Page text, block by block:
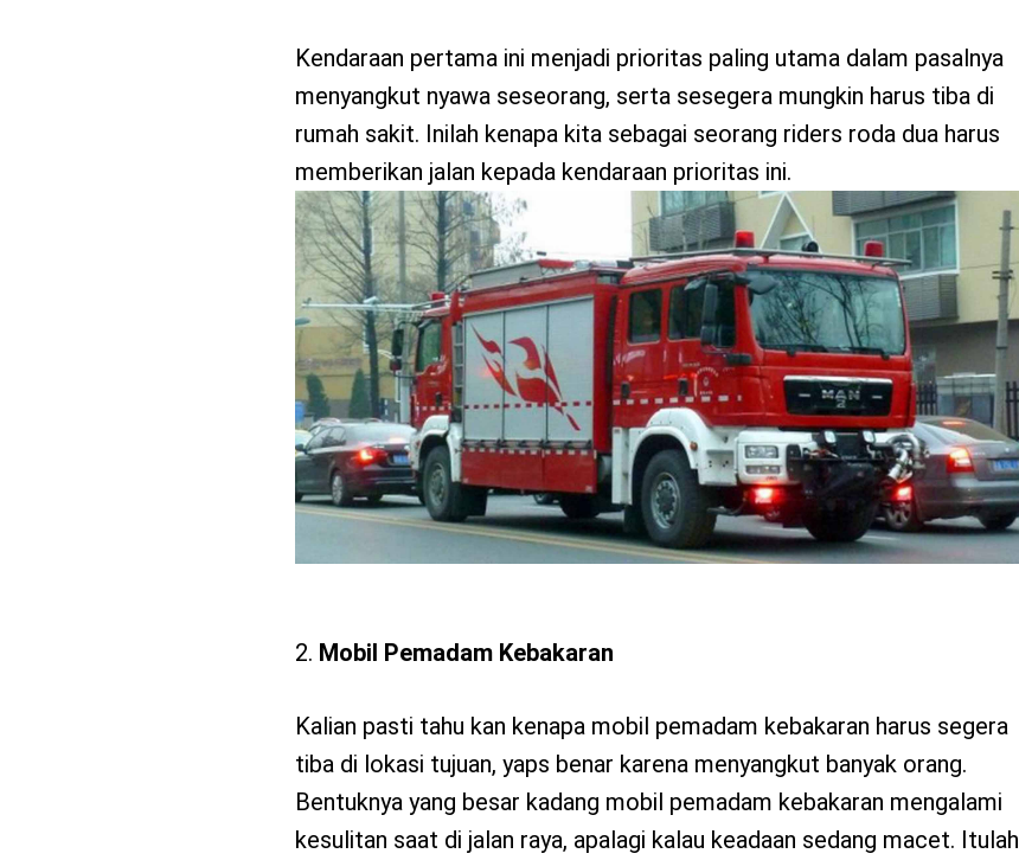
Kendaraan pertama ini menjadi prioritas paling utama dalam pasalnya
menyangkut nyawa seseorang, serta sesegera mungkin harus tiba di
rumah sakit. Inilah kenapa kita sebagai seorang riders roda dua harus
memberikan jalan kepada kendaraan prioritas ini.
Mobil Pemadam Kebakaran
Kalian pasti tahu kan kenapa mobil pemadam kebakaran harus segera
tiba di lokasi tujuan, yaps benar karena menyangkut banyak orang.
Bentuknya yang besar kadang mobil pemadam kebakaran mengalami
kesulitan saat di jalan raya, apalagi kalau keadaan sedang macet. Itulah